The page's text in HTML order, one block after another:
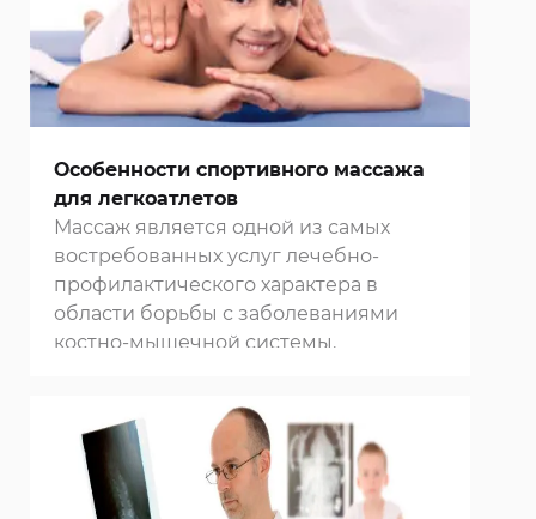
Особенности спортивного массажа
для легкоатлетов
Массаж является одной из самых
востребованных услуг лечебно-
профилактического характера в
области борьбы с заболеваниями
костно-мышечной системы.